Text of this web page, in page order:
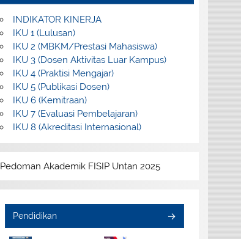
INDIKATOR KINERJA
IKU 1 (Lulusan)
IKU 2 (MBKM/Prestasi Mahasiswa)
IKU 3 (Dosen Aktivitas Luar Kampus)
IKU 4 (Praktisi Mengajar)
IKU 5 (Publikasi Dosen)
IKU 6 (Kemitraan)
IKU 7 (Evaluasi Pembelajaran)
IKU 8 (Akreditasi Internasional)
Pedoman Akademik FISIP Untan 2025
Pendidikan